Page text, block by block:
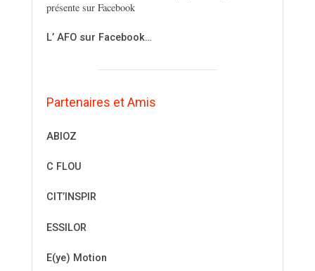
présente sur Facebook
L’ AFO sur Facebook…
Partenaires et Amis
ABIOZ
C FLOU
CIT’INSPIR
ESSILOR
E(ye) Motion